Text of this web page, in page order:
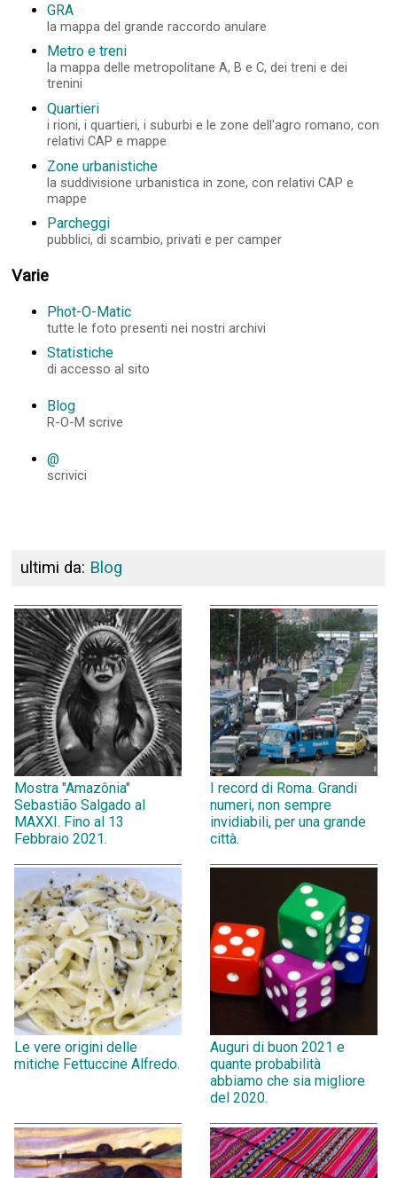
GRA
la mappa del grande raccordo anulare
Metro e treni
la mappa delle metropolitane A, B e C, dei treni e dei
trenini
Quartieri
i rioni, i quartieri, i suburbi e le zone dell'agro romano, con
relativi CAP e mappe
Zone urbanistiche
la suddivisione urbanistica in zone, con relativi CAP e
mappe
Parcheggi
pubblici, di scambio, privati e per camper
Varie
Phot-O-Matic
tutte le foto presenti nei nostri archivi
Statistiche
di accesso al sito
Blog
R-O-M scrive
@
scrivici
ultimi da: Blog
Mostra "Amazônia"
Sebastião Salgado al
MAXXI. Fino al 13
Febbraio 2021.
I record di Roma. Grandi
numeri, non sempre
invidiabili, per una grande
città.
Le vere origini delle
mitiche Fettuccine Alfredo.
Auguri di buon 2021 e
quante probabilità
abbiamo che sia migliore
del 2020.